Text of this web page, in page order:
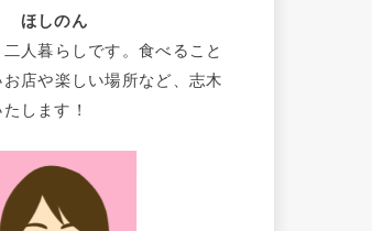
ほしのん
人暮らしです。食べること
店や楽しい場所など、志木
します！